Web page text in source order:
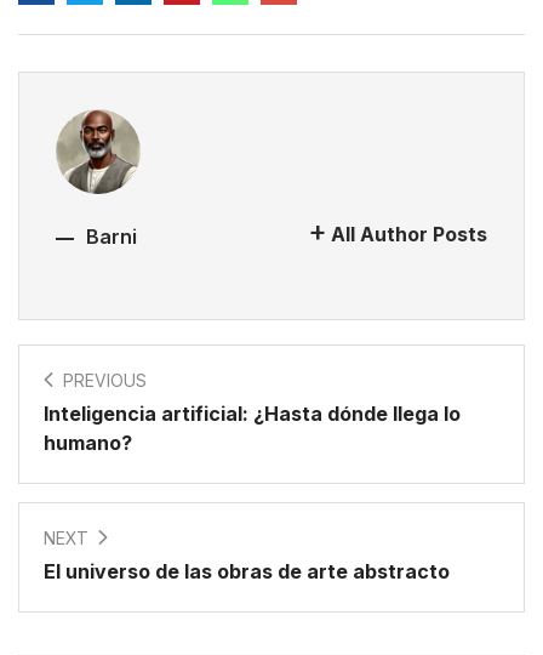
Barni All Author Posts
PREVIOUS
Inteligencia artificial: ¿Hasta dónde llega lo
humano?
NEXT
El universo de las obras de arte abstracto